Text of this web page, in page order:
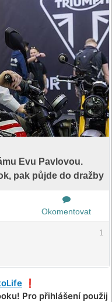
Evu Pavlovou.
pak půjde do dražby
Okomentovat
1
❗️
Pro přihlášení použij